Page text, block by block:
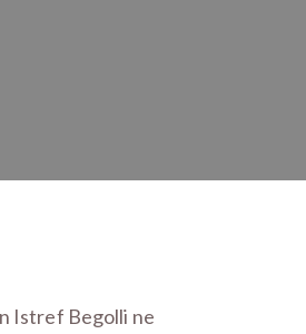
Istref Begolli ne